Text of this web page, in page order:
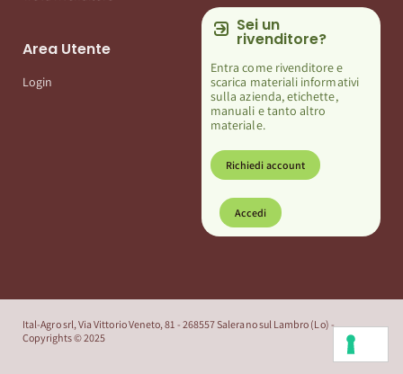
Area Utente
Login
Sei un
rivenditore?
Entra come rivenditore e
scarica materiali informativi
sulla azienda, etichette,
manuali e tanto altro
materiale.
Richiedi account
Accedi
Ital-Agro srl, Via Vittorio Veneto, 81 - 268557 Salerano sul Lambro (Lo) -
Copyrights © 2025